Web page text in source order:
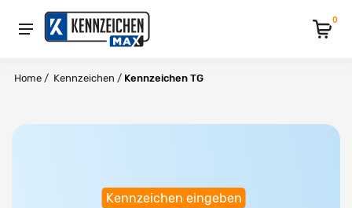
0
Home / Kennzeichen / Kennzeichen TG
Kennzeichen eingeben